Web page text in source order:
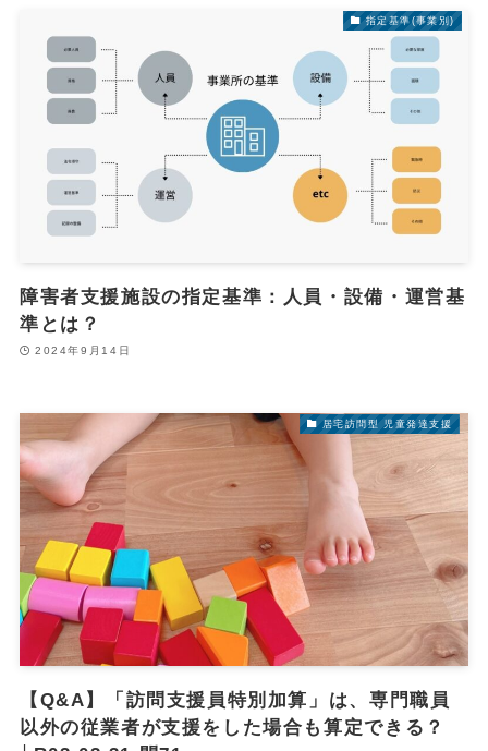
指定基準(事業別)
障害者支援施設の指定基準：人員・設備・運営基
準とは？
2024年9月14日
居宅訪問型 児童発達支援
【Q&A】「訪問支援員特別加算」は、専門職員
以外の従業者が支援をした場合も算定できる？